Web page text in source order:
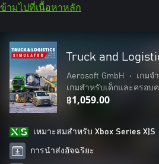
ข้ามไปที่เนื้อหาหลัก
Truck and
Aerosoft GmbH • เกมจ
เกมสำหรับเด็กและครอบ
฿1,059.00
เหมาะสมสําหรับ Xbox Series X|S
การนำส่งอัจฉริยะ